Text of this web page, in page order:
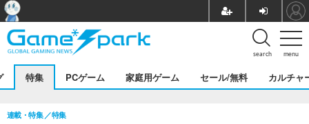
menu
search
特集 PCゲーム 家庭用ゲーム セール/無料 カルチャ
連載・特集 特集